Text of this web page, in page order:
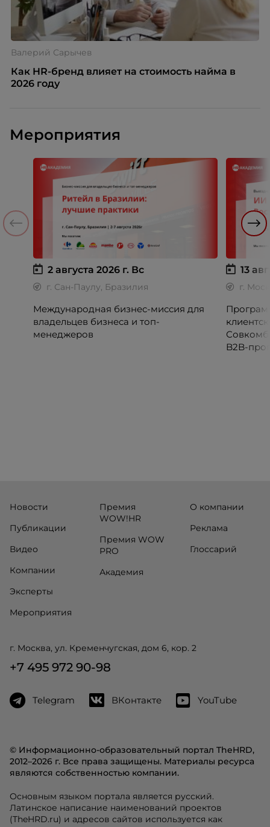
Валерий Сарычев
Как HR-бренд влияет на стоимость найма в
2026 году
Мероприятия
2 августа 2026 г. Вс
г. Сан-Паулу, Бразилия
Международная бизнес-миссия для
владельцев бизнеса и топ-
менеджеров
13
г.
B2B-
© Информационно-образовательный портал TheHRD,
2012–2026 г. Все права защищены. Материалы ресурса
являются собственностью компании.
Основным языком портала является русский.
Латинское написание наименований проектов
(TheHRD.ru) и адресов сайтов используется как
Новости
Публикации
Видео
Компании
Эксперты
Мероприятия
Премия
WOW!HR
Премия WOW
PRO
Академия
О компании
Реклама
Глоссарий
г. Москва, ул. Кременчугская, дом 6, кор. 2
+7 495 972 90-98
Telegram ВКонтакте YouTube